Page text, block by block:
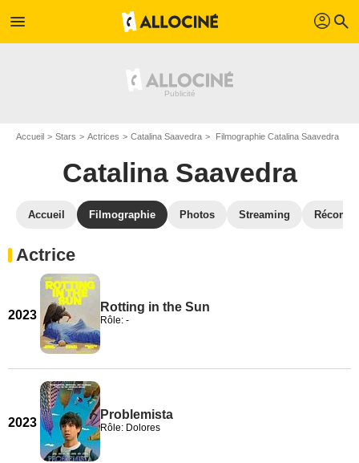
menu profil search
Accueil Stars Actrices Catalina Saavedra Filmographie Catalina Saavedra
Catalina Saavedra
Accueil Filmographie Photos Streaming
Actrice
2023
Rotting in the Sun
Rôle: -
2023
Problemista
Rôle: Dolores